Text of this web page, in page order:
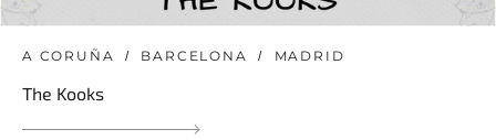
A CORUÑA BARCELONA MADRID
The Kooks